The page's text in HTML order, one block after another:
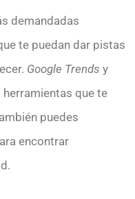
demandadas
te puedan dar pistas
Google Trends y
herramientas que te
puedes
encontrar